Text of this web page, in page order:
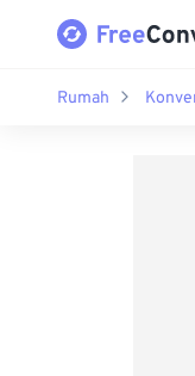
Rumah